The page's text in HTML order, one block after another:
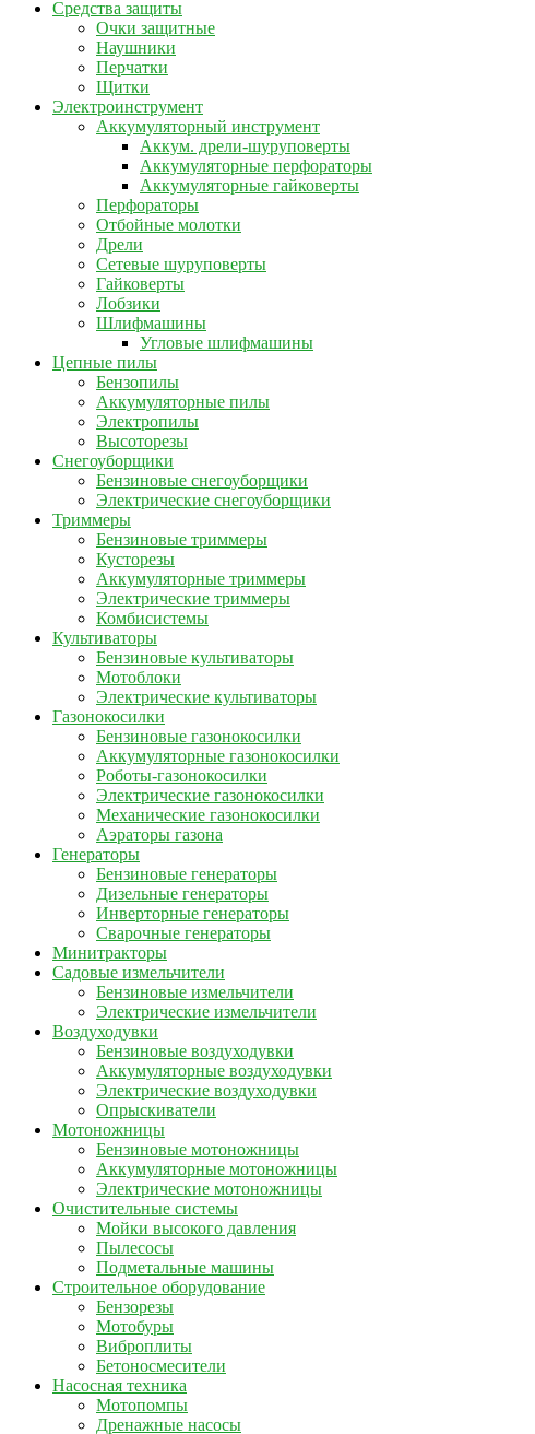
Средства защиты
Очки защитные
Наушники
Перчатки
Щитки
Электроинструмент
Аккумуляторный инструмент
Аккум. дрели-шуруповерты
Аккумуляторные перфораторы
Аккумуляторные гайковерты
Перфораторы
Отбойные молотки
Дрели
Сетевые шуруповерты
Гайковерты
Лобзики
Шлифмашины
Угловые шлифмашины
Цепные пилы
Бензопилы
Аккумуляторные пилы
Электропилы
Высоторезы
Снегоуборщики
Бензиновые снегоуборщики
Электрические снегоуборщики
Триммеры
Бензиновые триммеры
Кусторезы
Аккумуляторные триммеры
Электрические триммеры
Комбисистемы
Культиваторы
Бензиновые культиваторы
Мотоблоки
Электрические культиваторы
Газонокосилки
Бензиновые газонокосилки
Аккумуляторные газонокосилки
Роботы-газонокосилки
Электрические газонокосилки
Механические газонокосилки
Аэраторы газона
Генераторы
Бензиновые генераторы
Дизельные генераторы
Инверторные генераторы
Сварочные генераторы
Минитракторы
Садовые измельчители
Бензиновые измельчители
Электрические измельчители
Воздуходувки
Бензиновые воздуходувки
Аккумуляторные воздуходувки
Электрические воздуходувки
Опрыскиватели
Мотоножницы
Бензиновые мотоножницы
Аккумуляторные мотоножницы
Электрические мотоножницы
Очистительные системы
Мойки высокого давления
Пылесосы
Подметальные машины
Строительное оборудование
Бензорезы
Мотобуры
Виброплиты
Бетоносмесители
Насосная техника
Мотопомпы
Дренажные насосы